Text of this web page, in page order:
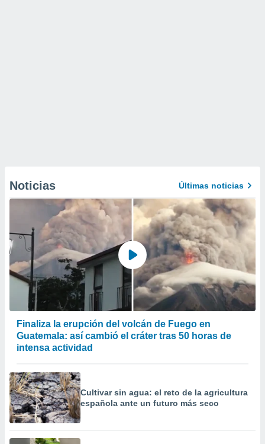
Noticias Últimas noticias
Finaliza la erupción del volcán de Fuego en
Guatemala: así cambió el cráter tras 50 horas de
intensa actividad
Cultivar sin agua: el reto de la agricultura
española ante un futuro más seco